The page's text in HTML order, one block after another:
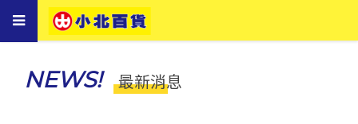
Toggle
navigation
NEWS! 最新消息